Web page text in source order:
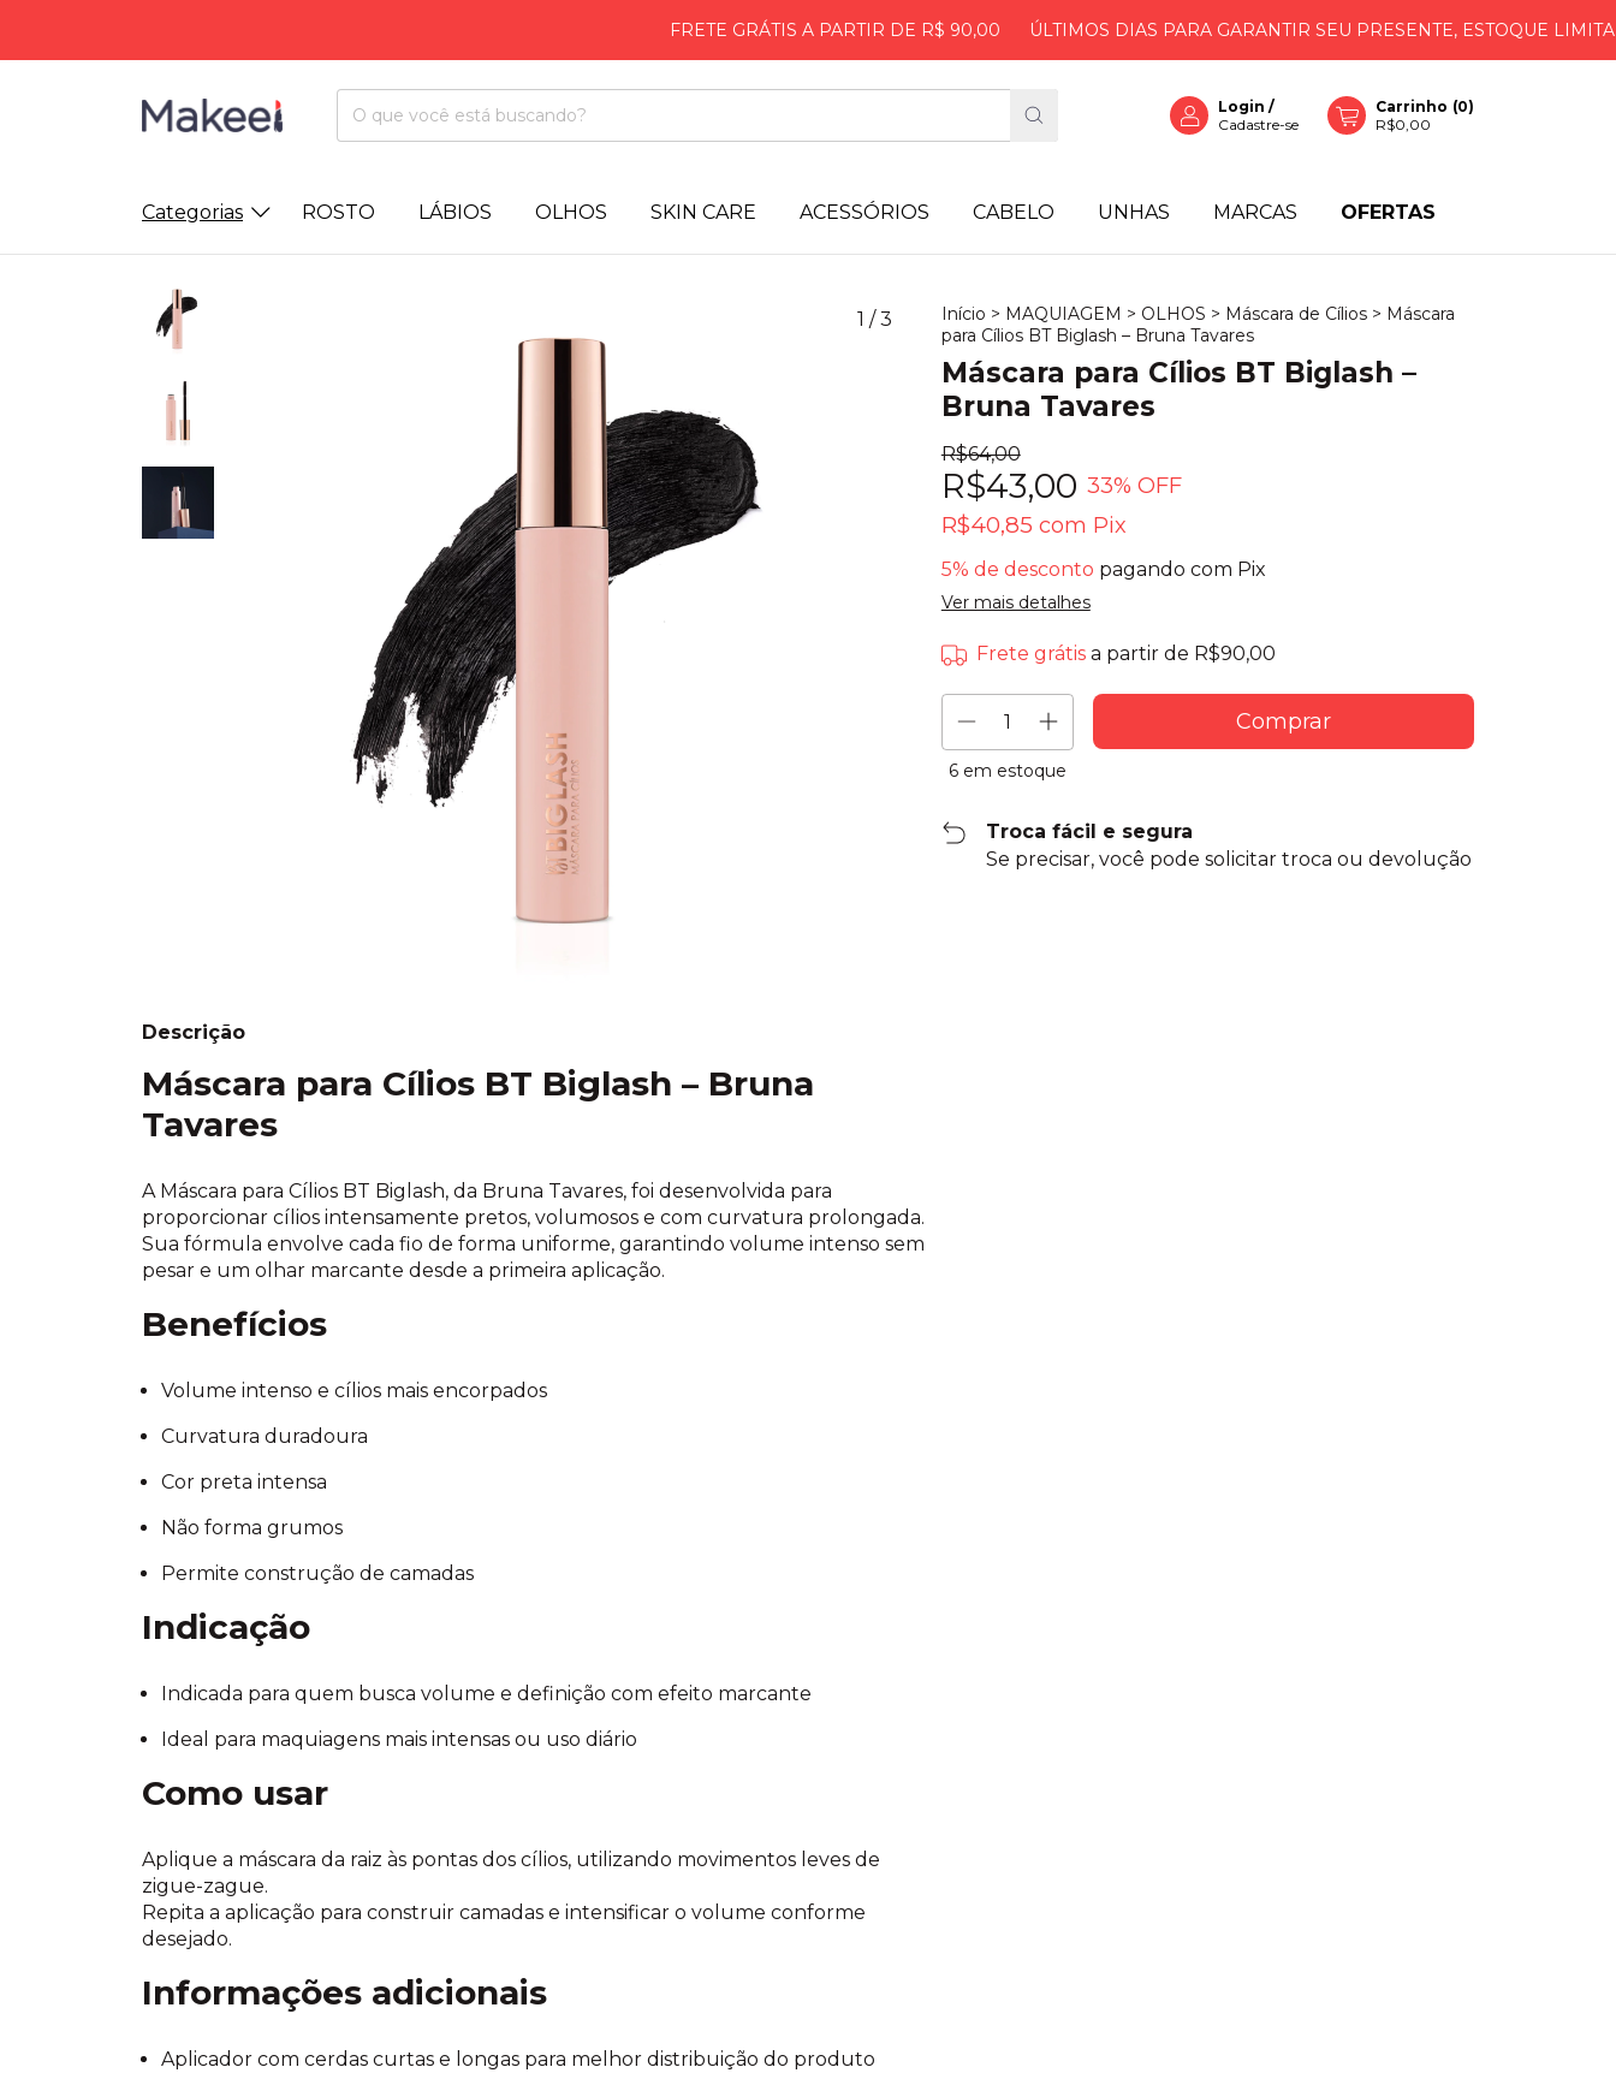
FRETE GRÁTIS A PARTIR DE R$ 90,00 ÚLTIMOS DIAS PARA GARANTIR SEU PRESENTE, ESTOQUE LIMITADO!
Login /
Cadastre-se
Carrinho (0)
R$0,00
Categorias ROSTO LÁBIOS OLHOS SKIN CARE ACESSÓRIOS CABELO UNHAS MARCAS OFERTAS
1 /3 Início > MAQUIAGEM > OLHOS > Máscara de Cílios > Máscara
para Cílios BT Biglash – Bruna Tavares
Máscara para Cílios BT Biglash –
Bruna Tavares
R$64,00
R$43,00 33% OFF
R$40,85 com Pix
5% de desconto pagando com Pix
Ver mais detalhes
Frete grátis a partir de R$90,00
6em estoque
Troca fácil e segura
Se precisar, você pode solicitar troca ou devolução
Descrição
Máscara para Cílios BT Biglash – Bruna
Tavares
A Máscara para Cílios BT Biglash, da Bruna Tavares, foi desenvolvida para
proporcionar cílios intensamente pretos, volumosos e com curvatura prolongada.
Sua fórmula envolve cada fio de forma uniforme, garantindo volume intenso sem
pesar e um olhar marcante desde a primeira aplicação.
Benefícios
Volume intenso e cílios mais encorpados
Curvatura duradoura
Cor preta intensa
Não forma grumos
Permite construção de camadas
Indicação
Indicada para quem busca volume e definição com efeito marcante
Ideal para maquiagens mais intensas ou uso diário
Como usar
Aplique a máscara da raiz às pontas dos cílios, utilizando movimentos leves de
zigue-zague.
Repita a aplicação para construir camadas e intensificar o volume conforme
desejado.
Informações adicionais
Aplicador com cerdas curtas e longas para melhor distribuição do produto